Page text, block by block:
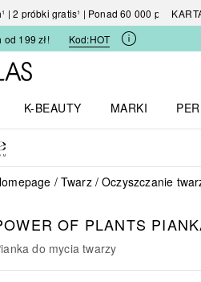
| 2 próbki gratis¹ | Ponad 60 000 produktów
199 zł!
Kod:HOT
Strona główna Douglas
K-BEAUTY
MARKI
Twarz Oczyszczanie
OF PLANTS
do mycia twarzy